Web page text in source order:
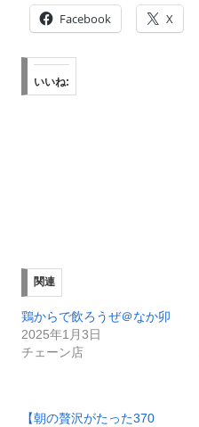
Facebook X
いいね:
関連
鶏からで飲ろうぜ＠なか卯
2025年1月3日
チェーン店
【朝の贅沢がたった370